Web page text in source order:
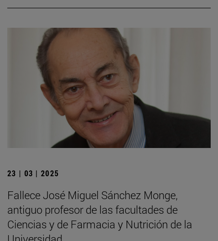
23 | 03 | 2025
Fallece José Miguel Sánchez Monge,
antiguo profesor de las facultades de
Ciencias y de Farmacia y Nutrición de la